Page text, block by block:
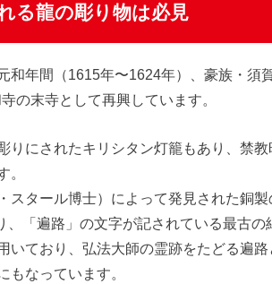
る龍の彫り物は必見
和年間（1615年〜1624年）、豪族・須
の末寺として再興しています。
りにされたキリシタン灯籠もあり、禁教
。
スタール博士）によって発見された銅
「遍路」の文字が記されている最古の
いており、弘法大師の霊跡をたどる遍
もなっています。